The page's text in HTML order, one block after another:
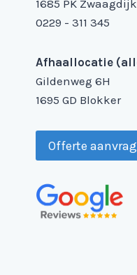
1685 PK Zwaagdijk
0229 - 311 345
Afhaallocatie
Gildenweg 6H
1695 GD Blokker
Offerte